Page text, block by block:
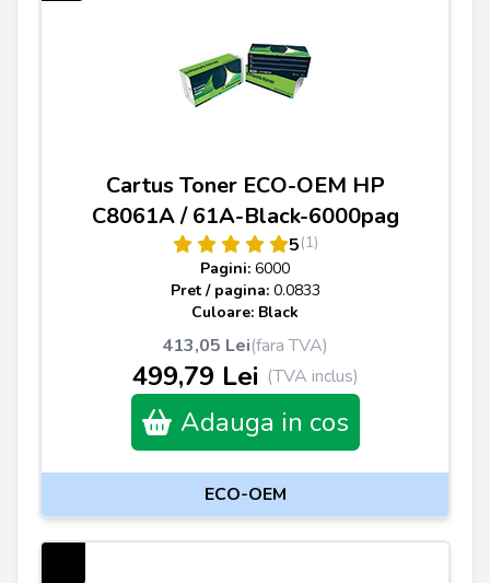
Cartus Toner ECO-OEM HP
C8061A / 61A-Black-6000pag
5(1)
Pagini: 6000
Pret / pagina: 0.0833
Culoare: Black
413,05 Lei(fara TVA)
499,79 Lei (TVA inclus)
Adauga in cos
ECO-OEM